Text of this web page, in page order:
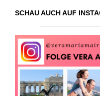
SCHAU AUCH AUF